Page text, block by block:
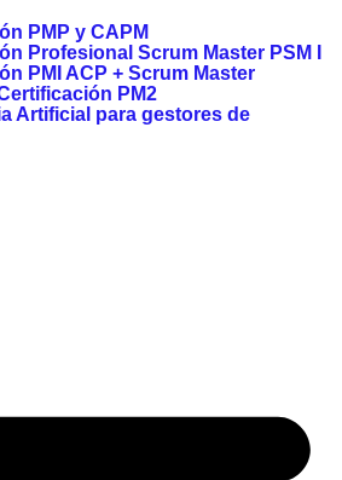
PMP y CAPM
Profesional Scrum Master PSM I
PMI ACP + Scrum Master
PM2
Artificial para gestores de